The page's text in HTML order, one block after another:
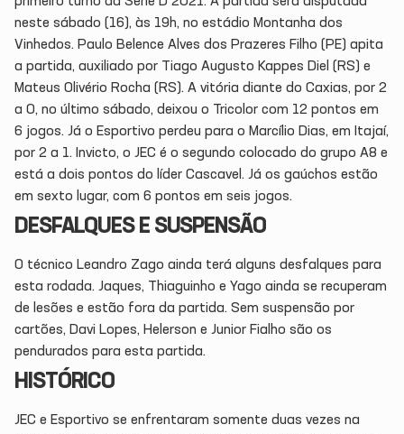
neste sábado (16), às 19h, no estádio Montanha dos
Vinhedos. Paulo Belence Alves dos Prazeres Filho (PE) apita
a partida, auxiliado por Tiago Augusto Kappes Diel (RS) e
Mateus Olivério Rocha (RS). A vitória diante do Caxias, por 2
a 0, no último sábado, deixou o Tricolor com 12 pontos em
6 jogos. Já o Esportivo perdeu para o Marcílio Dias, em Itajaí,
por 2 a 1. Invicto, o JEC é o segundo colocado do grupo A8 e
está a dois pontos do líder Cascavel. Já os gaúchos estão
em sexto lugar, com 6 pontos em seis jogos.
DESFALQUES E SUSPENSÃO
O técnico Leandro Zago ainda terá alguns desfalques para
esta rodada. Jaques, Thiaguinho e Yago ainda se recuperam
de lesões e estão fora da partida. Sem suspensão por
cartões, Davi Lopes, Helerson e Junior Fialho são os
pendurados para esta partida.
HISTÓRICO
JEC e Esportivo se enfrentaram somente duas vezes na